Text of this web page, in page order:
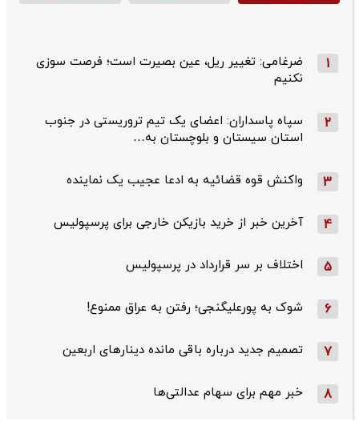
1
ضرغامی: تغییر ریل، عین بصیرت است؛ فرصت سوزی
نکنیم
2
سپاه پاسداران: اعضای یک تیم تروریستی در جنوب
استان سیستان و بلوچستان به…
3 واکنش قوه قضائیه به ادعا عجیب یک نماینده
4 آخرین خبر از خرید بازیکن خارجی برای پرسپولیس
5 اختلاف بر سر قرارداد در پرسپولیس
6 شوک به پورعلیگنجی؛ رفتن به عراق ممنوع!
7 تصمیم جدید درباره باقی مانده دینارهای اربعین
8 خبر مهم برای سهام عدالتی‌ها